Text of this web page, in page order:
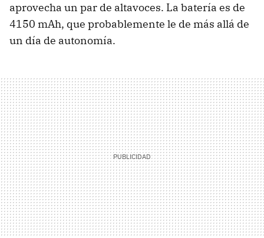
aprovecha un par de altavoces. La batería es de
4150 mAh, que probablemente le de más allá de
un día de autonomía.